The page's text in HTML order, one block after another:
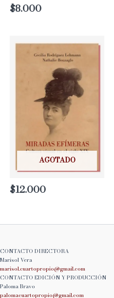
$8.000
AGOTADO
$12.000
CONTACTO DIRECTORA
Marisol Vera
marisol.cuartopropio@gmail.com
CONTACTO EDICIÓN Y PRODUCCIÓN
Paloma Bravo
palomacuartopropio@gmail.com